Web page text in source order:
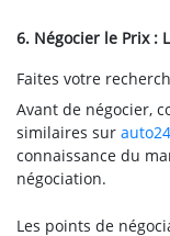
6. Négocier le Prix :
Faites votre
Avant de négocier,
similaires sur
connaissance du
négociation.
Les points de